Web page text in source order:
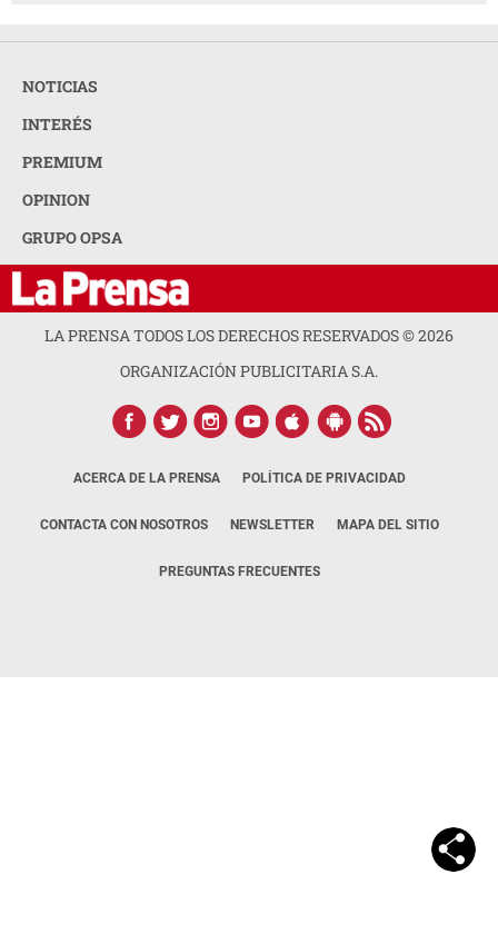
NOTICIAS
INTERÉS
PREMIUM
OPINION
GRUPO OPSA
LA PRENSA TODOS LOS DERECHOS RESERVADOS ©2026
ORGANIZACIÓN PUBLICITARIA S.A.
ACERCA DE LA PRENSA POLÍTICA DE PRIVACIDAD
CONTACTA CON NOSOTROS NEWSLETTER MAPA DEL SITIO
PREGUNTAS FRECUENTES